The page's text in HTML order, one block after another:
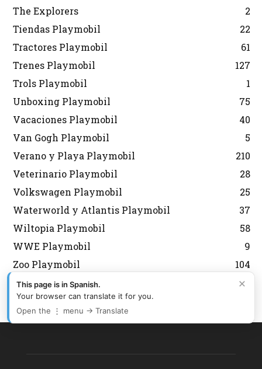
The Explorers
2
Tiendas Playmobil
22
Tractores Playmobil
61
Trenes Playmobil
127
Trols Playmobil
1
Unboxing Playmobil
75
Vacaciones Playmobil
40
Van Gogh Playmobil
5
Verano y Playa Playmobil
210
Veterinario Playmobil
28
Volkswagen Playmobil
25
Waterworld y Atlantis Playmobil
37
Wiltopia Playmobil
58
WWE Playmobil
9
Zoo Playmobil
104
Zulús Playmobil
×
This page is in Spanish.
Your browser can translate it for you.
Open the ⋮ menu → Translate